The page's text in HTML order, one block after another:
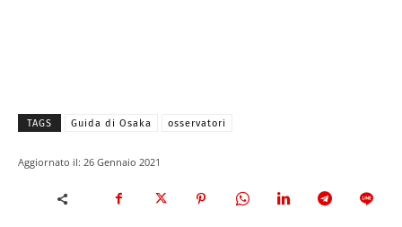
TAGS Guida di Osaka osservatori
Aggiornato il: 26 Gennaio 2021